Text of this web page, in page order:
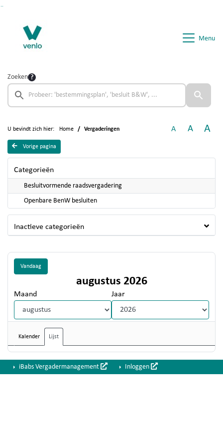
Menu
Zoeken
U bevindt zich hier: Home Vergaderingen A A A
Vorige pagina
Categorieën
Besluitvormende raadsvergadering
Openbare BenW besluiten
Inactieve categorieën
Vandaag
augustus 2026
Maand Jaar
Kalender Lijst
iBabs Vergadermanagement Inloggen